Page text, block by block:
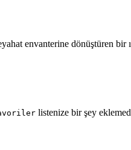
envanterine dönüştüren bir
listenize bir şey